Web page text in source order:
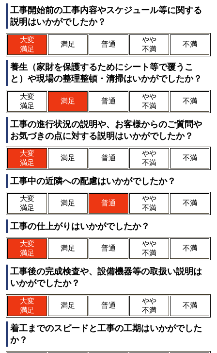
工事開始前の工事内容やスケジュール等に関する
説明はいかがでしたか？
大変
満足
満足 普通
やや
不満
不満
養生（家財を保護するためにシート等で覆うこ
と）や現場の整理整頓・清掃はいかがでしたか？
大変
満足
満足 普通
やや
不満
不満
工事の進行状況の説明や、お客様からのご質問や
お気づきの点に対する説明はいかがでしたか？
大変
満足
満足 普通
やや
不満
不満
工事中の近隣への配慮はいかがでしたか？
大変
満足
満足 普通
やや
不満
不満
工事の仕上がりはいかがでしたか？
大変
満足
満足 普通
やや
不満
不満
工事後の完成検査や、設備機器等の取扱い説明は
いかがでしたか？
大変
満足
満足 普通
やや
不満
不満
着工までのスピードと工事の工期はいかがでした
か？